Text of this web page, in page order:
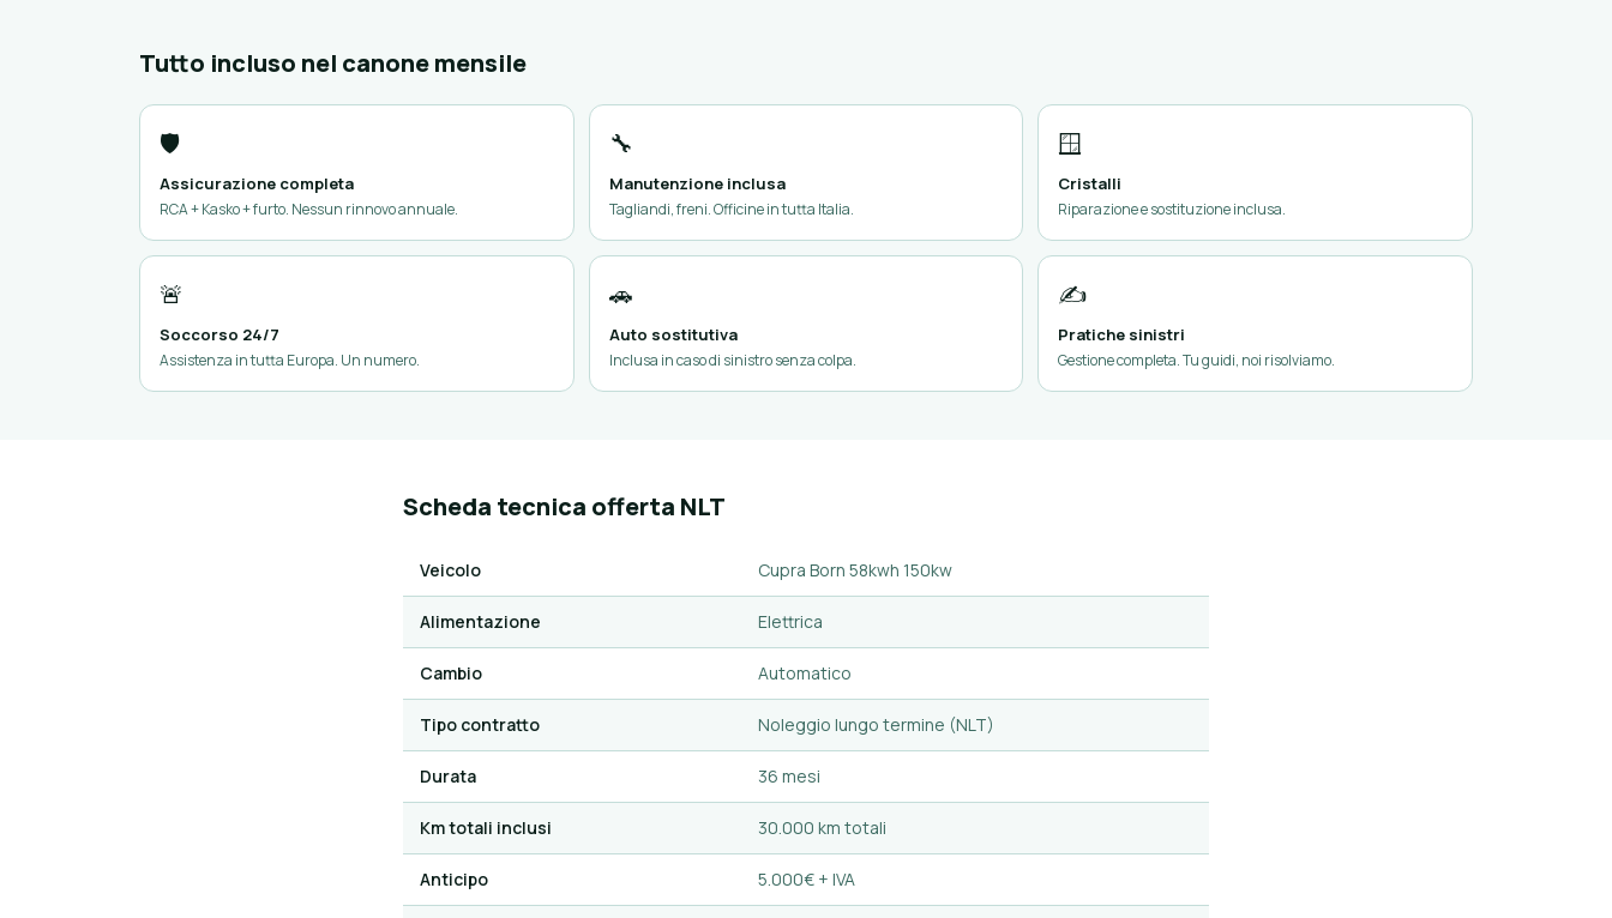
Tutto incluso nel canone mensile
🛡️
Assicurazione completa
RCA + Kasko + furto. Nessun rinnovo annuale.
🔧
Manutenzione inclusa
Tagliandi, freni. Officine in tutta Italia.
🪟
Cristalli
Riparazione e sostituzione inclusa.
🚨
Soccorso 24/7
Assistenza in tutta Europa. Un numero.
🚗
Auto sostitutiva
Inclusa in caso di sinistro senza colpa.
✍️
Pratiche sinistri
Gestione completa. Tu guidi, noi risolviamo.
Scheda tecnica offerta NLT
Veicolo Cupra Born 58kwh 150kw
Alimentazione Elettrica
Cambio Automatico
Tipo contratto Noleggio lungo termine (NLT)
Durata 36 mesi
Km totali inclusi 30.000 km totali
Anticipo 5.000€ + IVA